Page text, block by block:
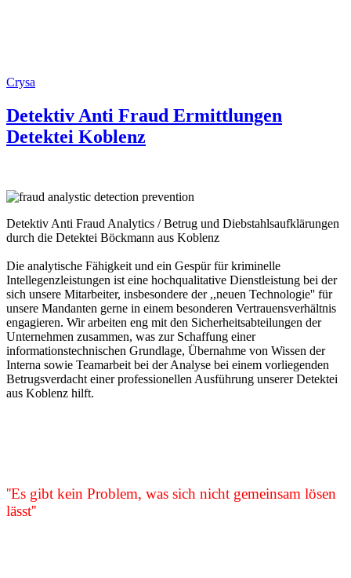
Crysa
Detektiv Anti Fraud Ermittlungen
Detektei Koblenz
Detektiv Anti Fraud Analytics / Betrug und Diebstahlsaufklärungen
durch die Detektei Böckmann aus Koblenz
Die analytische Fähigkeit und ein Gespür für kriminelle
Intellegenzleistungen ist eine hochqualitative Dienstleistung bei der
sich unsere Mitarbeiter, insbesondere der ,,neuen Technologie'' für
unsere Mandanten gerne in einem besonderen Vertrauensverhältnis
engagieren. Wir arbeiten eng mit den Sicherheitsabteilungen der
Unternehmen zusammen, was zur Schaffung einer
informationstechnischen Grundlage, Übernahme von Wissen der
Interna sowie Teamarbeit bei der Analyse bei einem vorliegenden
Betrugsverdacht einer professionellen Ausführung unserer Detektei
aus Koblenz hilft.
''Es gibt kein Problem, was sich nicht gemeinsam lösen
lässt''